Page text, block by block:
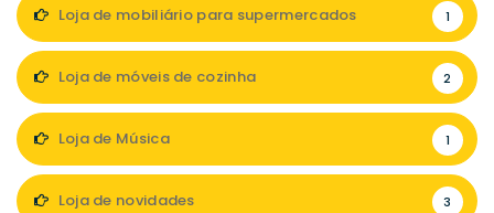
Loja de mobiliário para supermercados 1
Loja de móveis de cozinha 2
Loja de Música 1
Loja de novidades 3